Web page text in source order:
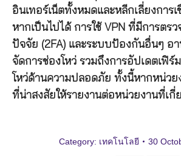
อินเทอร์เน็ตทั้งหมดและหลีกเลี่ยงการ
หากเป็นไปได้ การใช้ VPN ที่มีการตร
ปัจจัย (2FA) และระบบป้องกันอื่นๆ อา
จัดการช่องโหว่ รวมถึงการอัปเดตเฟิร์
โหว่ด้านความปลอดภัย ทั้งนี้หากหน่ว
ที่น่าสงสัยให้รายงานต่อหน่วยงานที่เกี่
Category: เทคโนโลยี 30